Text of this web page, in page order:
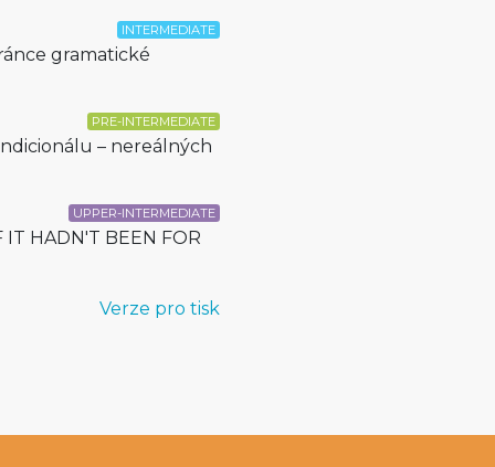
INTERMEDIATE
gramatické
PRE-INTERMEDIATE
– nereálných
UPPER-INTERMEDIATE
HADN'T BEEN FOR
Verze pro tisk